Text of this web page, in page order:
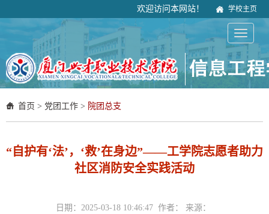
欢迎访问本网站！ 学校主页
首页 > 党团工作 > 院团总支
“自护有‘法’，‘救’在身边”——工学院志愿者助力
社区消防安全实践活动
日期：2025-03-18 10:46:47 作者： 来源：